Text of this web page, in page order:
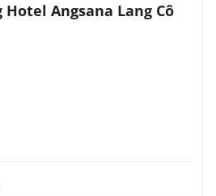
Angsana Lang Cô